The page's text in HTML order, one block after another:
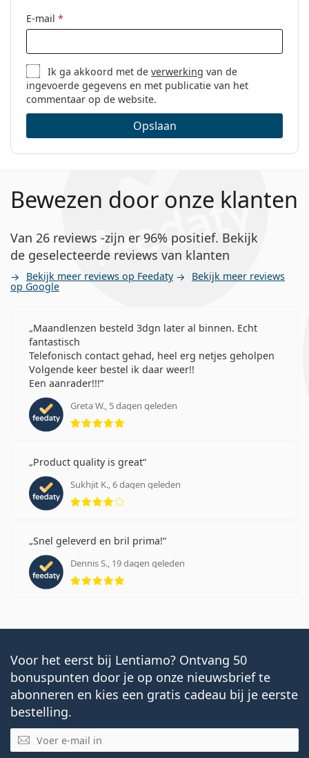
E-mail *
Ik ga akkoord met deverwerking van de
ingevoerde gegevens en met publicatie van het
commentaar op de website.
Opslaan
Bewezen door onze klanten
Van 26 reviews -zijn er 96% positief. Bekijk
de geselecteerde reviews van klanten
Bekijk meer reviews op Feedaty Bekijk meer reviews
op Google
Maandlenzen besteld 3dgn later al binnen. Echt
fantastisch
Telefonisch contact gehad, heel erg netjes geholpen
Volgende keer bestel ik daar weer!!
Een aanrader!!!
Greta W., 5 dagen geleden
Beoordeling 5 van 5
Product quality is great
Sukhjit K., 6 dagen geleden
Beoordeling 4 van 5
Snel geleverd en bril prima!
Dennis S., 19 dagen geleden
Beoordeling 5 van 5
Voor het eerst bij Lentiamo? Ontvang 50
bonuspunten door je op onze nieuwsbrief te
abonneren en kies een gratis cadeau bij je eerste
bestelling.
E-mail